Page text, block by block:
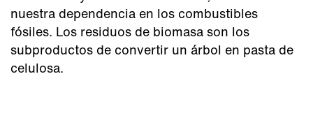
nuestra dependencia en los combustibles
fósiles. Los residuos de biomasa son los
subproductos de convertir un árbol en pasta de
celulosa.